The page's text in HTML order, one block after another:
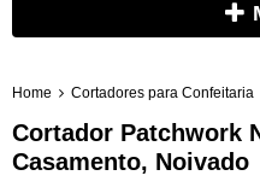
Home Cortadores para Confeitaria
Cortador Patchwork
Casamento, Noivado